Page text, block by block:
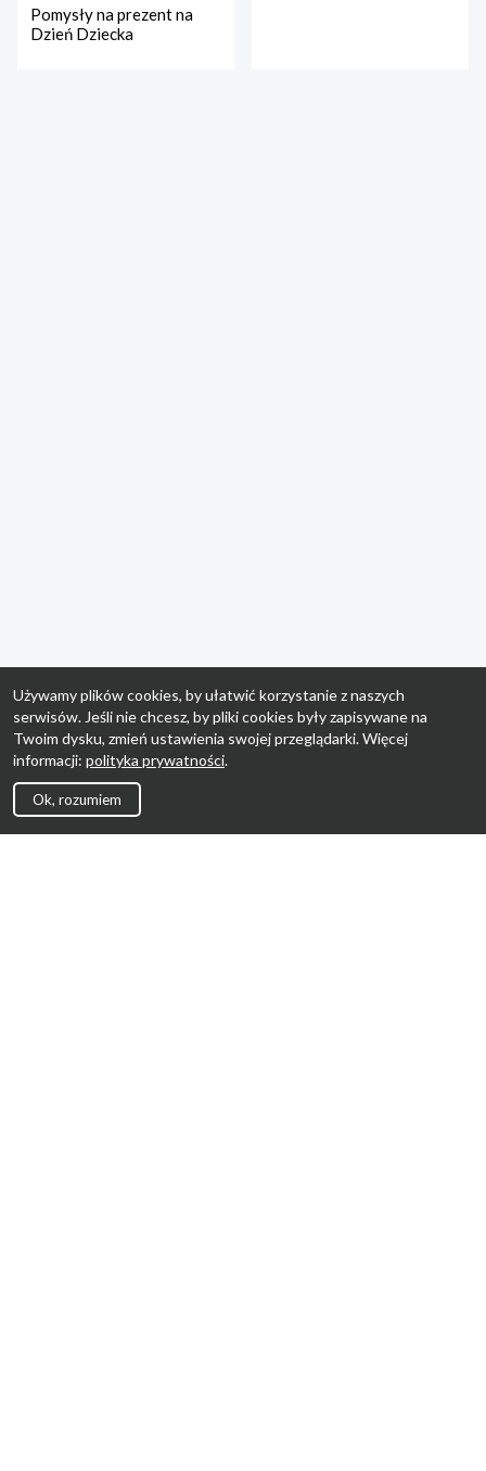
Pomysły na prezent na
Dzień Dziecka
Używamy plików cookies, by ułatwić korzystanie z naszych
serwisów. Jeśli nie chcesz, by pliki cookies były zapisywane na
Twoim dysku, zmień ustawienia swojej przeglądarki. Więcej
informacji: polityka prywatności.
Ok, rozumiem